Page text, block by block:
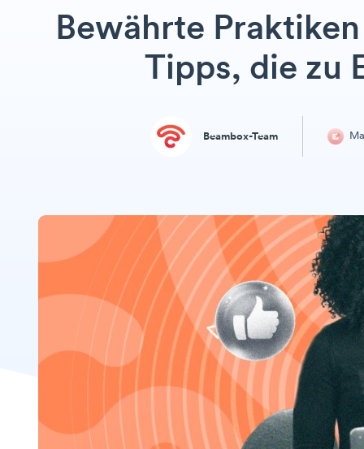
Bewährte
Tipps, die zu
Beambox-Team